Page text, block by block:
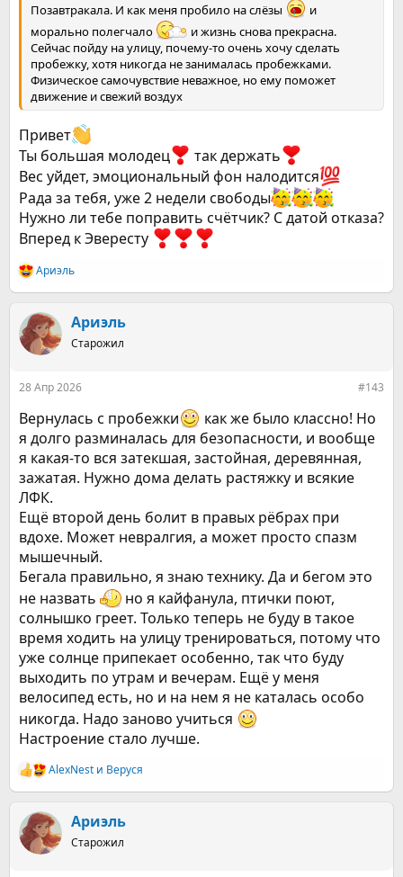
Позавтракала. И как меня пробило на слёзы
и
морально полегчало
и жизнь снова прекрасна.
Сейчас пойду на улицу, почему-то очень хочу сделать
пробежку, хотя никогда не занималась пробежками.
Физическое самочувствие неважное, но ему поможет
движение и свежий воздух
Привет
Ты большая молодец
так держать
Вес уйдет, эмоциональный фон налодится
Рада за тебя, уже 2 недели свободы
Нужно ли тебе поправить счётчик? С датой отказа?
Вперед к Эвересту
Р
е
к
ц
и
Ариэль
Ариэль
Старожил
28 Апр 2026 #143
Вернулась с пробежки
как же было классно! Но
я долго разминалась для безопасности, и вообще
я какая-то вся затекшая, застойная, деревянная,
зажатая. Нужно дома делать растяжку и всякие
ЛФК.
Ещё второй день болит в правых рёбрах при
вдохе. Может невралгия, а может просто спазм
мышечный.
Бегала правильно, я знаю технику. Да и бегом это
не назвать
но я кайфанула, птички поют,
солнышко греет. Только теперь не буду в такое
время ходить на улицу тренироваться, потому что
уже солнце припекает особенно, так что буду
выходить по утрам и вечерам. Ещё у меня
велосипед есть, но и на нем я не каталась особо
никогда. Надо заново учиться
Настроение стало лучше.
Р
е
к
ц
и
AlexNest и Веруся
Ариэль
Старожил